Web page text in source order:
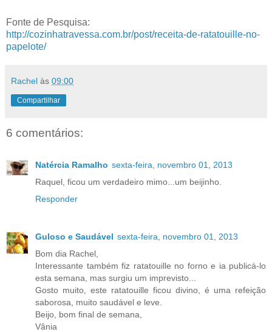
Fonte de Pesquisa:
http://cozinhatravessa.com.br/post/receita-de-ratatouille-no-
papelote/
Rachel às 09:00
Compartilhar
6 comentários:
Natércia Ramalho sexta-feira, novembro 01, 2013
Raquel, ficou um verdadeiro mimo...um beijinho.
Responder
Guloso e Saudável sexta-feira, novembro 01, 2013
Bom dia Rachel,
Interessante também fiz ratatouille no forno e ia publicá-lo
esta semana, mas surgiu um imprevisto...
Gosto muito, este ratatouille ficou divino, é uma refeição
saborosa, muito saudável e leve.
Beijo, bom final de semana,
Vânia